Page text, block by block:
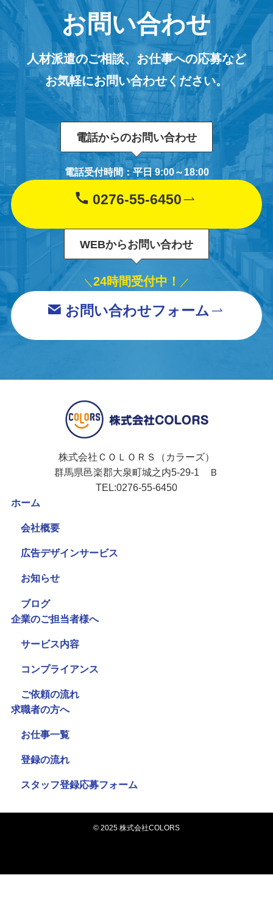
お問い合わせ
人材派遣のご相談、お仕事への応募など
お気軽にお問い合わせください。
電話からのお問い合わせ
電話受付時間：平日 9:00～18:00
0276-55-6450
WEBからお問い合わせ
＼ 24時間受付中！ ／
お問い合わせフォーム
株式会社ＣＯＬＯＲＳ（カラーズ）
群馬県邑楽郡大泉町城之内5-29-1 Ｂ
TEL:0276-55-6450
ホーム
会社概要
広告デザインサービス
お知らせ
ブログ
企業のご担当者様へ
サービス内容
コンプライアンス
ご依頼の流れ
求職者の方へ
お仕事一覧
登録の流れ
スタッフ登録応募フォーム
© 2025 株式会社COLORS